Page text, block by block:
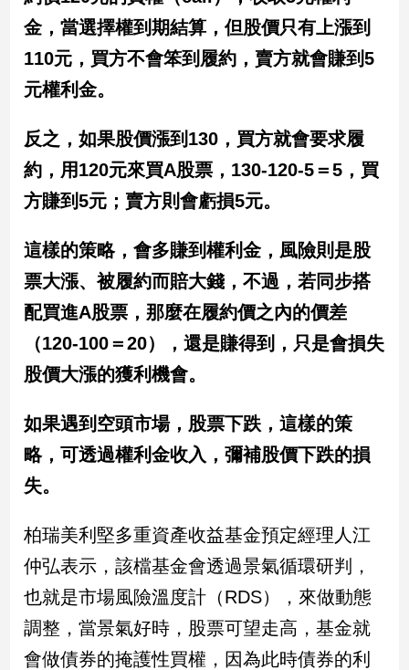
點
兩
岸/
國
社
會/
地
方
冠
病
毒
專
台
灣
觀
點
南
台
灣
觀
金，當選擇權到期結算，但股價只有上漲到
110元，買方不會笨到履約，賣方就會賺到5
元權利金。
反之，如果股價漲到130，買方就會要求履
約，用120元來買A股票，130-120-5＝5，買
方賺到5元；賣方則會虧損5元。
這樣的策略，會多賺到權利金，風險則是股
票大漲、被履約而賠大錢，不過，若同步搭
配買進A股票，那麼在履約價之內的價差
（120-100＝20），還是賺得到，只是會損失
股價大漲的獲利機會。
如果遇到空頭市場，股票下跌，這樣的策
略，可透過權利金收入，彌補股價下跌的損
失。
柏瑞美利堅多重資產收益基金預定經理人江
仲弘表示，該檔基金會透過景氣循環研判，
也就是市場風險溫度計（RDS），來做動態
調整，當景氣好時，股票可望走高，基金就
會做債券的掩護性買權，因為此時債券的利